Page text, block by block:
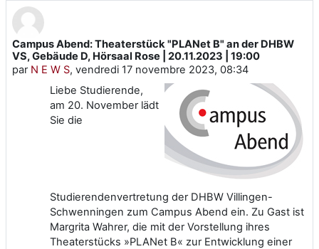
Campus Abend: Theaterstück "PLANet B" an der DHBW
VS, Gebäude D, Hörsaal Rose | 20.11.2023 | 19:00
par N E W S, vendredi 17 novembre 2023, 08:34
Nombre de réponses : 0
Liebe Studierende,
am 20. November lädt
Sie die
Studierendenvertretung der DHBW Villingen-
Schwenningen zum Campus Abend ein. Zu Gast ist
Margrita Wahrer, die mit der Vorstellung ihres
Theaterstücks »PLANet B« zur Entwicklung einer